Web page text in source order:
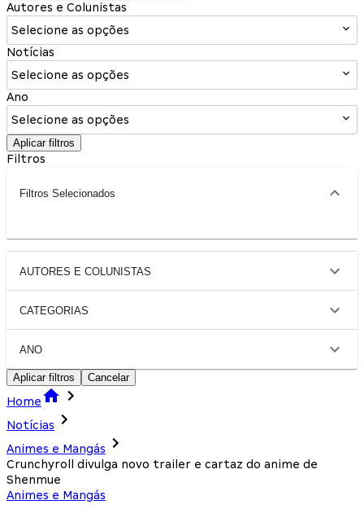
Autores e Colunistas
Selecione as opções
Notícias
Selecione as opções
Ano
Selecione as opções
Aplicar filtros
Filtros
Filtros Selecionados
AUTORES E COLUNISTAS
CATEGORIAS
ANO
Aplicar filtros Cancelar
Home
Notícias
Animes e Mangás
Crunchyroll divulga novo trailer e cartaz do anime de
Shenmue
Animes e Mangás